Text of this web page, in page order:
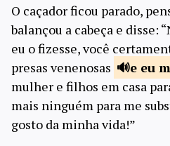
O caçador ficou parado,
balançou a cabeça e disse:
eu o fizesse, você
presas venenosas
e eu
mulher e filhos em casa
mais ninguém para me
gosto da minha vida!”